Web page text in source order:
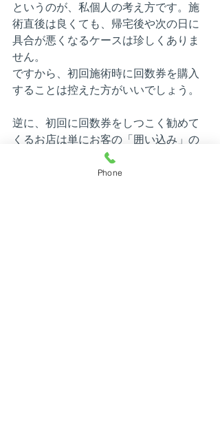
というのが、私個人の考え方です。施
術直後は良くても、帰宅後や次の日に
具合が悪くなるケースは珍しくありま
せん。
ですから、初回施術時に回数券を購入
することは控えた方がいいでしょう。
逆に、初回に回数券をしつこく勧めて
くるお店は単にお客の「囲い込み」の
ために売りつけたいだけですので、避
けた方が無難です。Phone